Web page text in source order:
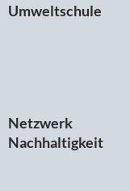
Umweltschule
Netzwerk
Nachhaltigkeit